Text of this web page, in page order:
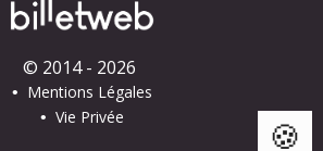
© 2014 - 2026
• Mentions Légales
• Vie Privée
🍪